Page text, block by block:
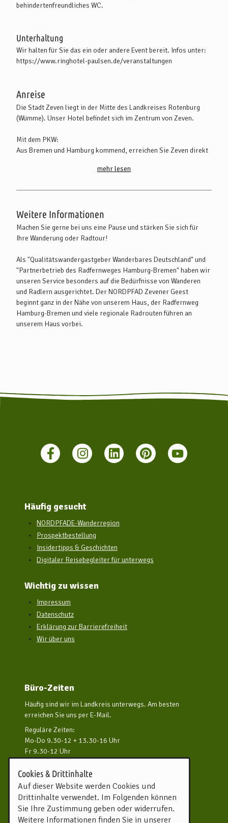
Unterhaltung
Wir halten für Sie das ein oder andere Event bereit. Infos unter:
https://www.ringhotel-paulsen.de/veranstaltungen
behindertenfreundliches WC.
Anreise
Die Stadt Zeven liegt in der Mitte des Landkreises Rotenburg
(Wümme). Unser Hotel befindet sich im Zentrum von Zeven.
Mit dem PKW:
Aus Bremen und Hamburg kommend, erreichen Sie Zeven direkt
auch die Stadt Bremervörde und die Kreisstadt Rotenburg
Es gibt zahlreich Busverbindungen aus Bremen, Tostedt,
Bremervörde und Rotenburg (Wümme), die nach Zeven führen.
Weitere Infos finden Sie unter www.vbn.de.
Es werden kostenfreie Parkmöglichkeiten angeboten. Außerdem
befinden sich direkt am Haus 2 öffentliche Schnellladesäulen
(max. 50kW) für E-Autos. Auch für Ihre Fahrräder ist gesorgt -
wir bieten Ihnen eine abschließbare Fahrradgarage mit
Lademöglichkeit für E-Bikes an.
mehr lesen
Weitere Informationen
Machen Sie gerne bei uns eine Pause und stärken Sie sich für
Ihre Wanderung oder Radtour!
Als "Qualitätswandergastgeber Wanderbares Deutschland" und
"Partnerbetrieb des Radfernweges Hamburg-Bremen" haben wir
unseren Service besonders auf die Bedürfnisse von Wanderen
und Radlern ausgerichtet. Der NORDPFAD Zevener Geest
beginnt ganz in der Nähe von unserem Haus, der Radfernweg
Hamburg-Bremen und viele regionale Radrouten führen an
unserem Haus vorbei.
Häufig gesucht
NORDPFADE-Wanderregion
Prospektbestellung
Insidertipps & Geschichten
Digitaler Reisebegleiter für unterwegs
Wichtig zu wissen
Impressum
Datenschutz
Erklärung zur Barrierefreiheit
Wir über uns
Büro-Zeiten
Häufig sind wir im Landkreis unterwegs. Am besten
erreichen Sie uns per E-Mail.
Reguläre Zeiten:
Mo-Do 9.30-12 + 13.30-16 Uhr
Fr 9.30-12 Uhr
Kontakt aufnehmen
Touristikverband Landkreis
Rotenburg (Wümme) e.V.
Cookies & Drittinhalte
Auf dieser Website werden Cookies und
Drittinhalte verwendet. Im Folgenden können
Sie Ihre Zustimmung geben oder widerrufen.
Weitere Informationen finden Sie in unserer